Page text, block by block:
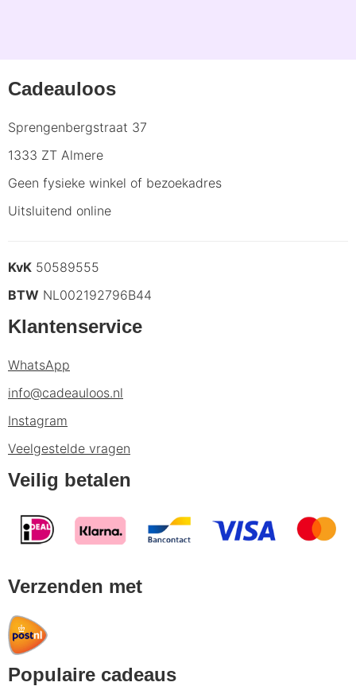
Cadeauloos
Sprengenbergstraat 37
1333 ZT Almere
Geen fysieke winkel of bezoekadres
Uitsluitend online
KvK 50589555
BTW NL002192796B44
Klantenservice
WhatsApp
info@cadeauloos.nl
Instagram
Veelgestelde vragen
Veilig betalen
Verzenden met
Populaire cadeaus